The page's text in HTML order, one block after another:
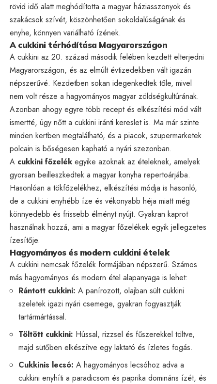
rövid idő alatt meghódította a magyar háziasszonyok és
szakácsok szívét, köszönhetően sokoldalúságának és
enyhe, könnyen variálható ízének.
A cukkini térhódítása Magyarországon
A cukkini az 20. század második felében kezdett elterjedni
Magyarországon, és az elmúlt évtizedekben vált igazán
népszerűvé. Kezdetben sokan idegenkedtek tőle, mivel
nem volt része a hagyományos magyar zöldségkultúrának.
Azonban ahogy egyre több recept és elkészítési mód vált
ismertté, úgy nőtt a cukkini iránti kereslet is. Ma már szinte
minden kertben megtalálható, és a piacok, szupermarketek
polcain is bőségesen kapható a nyári szezonban.
A cukkini főzelék egyike azoknak az ételeknek, amelyek
gyorsan beilleszkedtek a magyar konyha repertoárjába.
Hasonlóan a tökfőzelékhez, elkészítési módja is hasonló,
de a cukkini enyhébb íze és vékonyabb héja miatt még
könnyedebb és frissebb élményt nyújt. Gyakran kaprot
használnak hozzá, ami a magyar főzelékek egyik jellegzetes
ízesítője.
Hagyományos és modern cukkini ételek
A cukkini nemcsak főzelék formájában népszerű. Számos
más hagyományos és modern étel alapanyaga is lehet:
Rántott cukkini: A panírozott, olajban sült cukkini
szeletek igazi nyári csemege, gyakran fogyasztják
tartármártással.
Töltött cukkini: Hússal, rizzsel és fűszerekkel töltve,
majd sütőben elkészítve egy laktató és ízletes fogás.
Cukkinis lecsó: A hagyományos lecsóhoz adva a
cukkini enyhíti a paradicsom és paprika domináns ízét, és